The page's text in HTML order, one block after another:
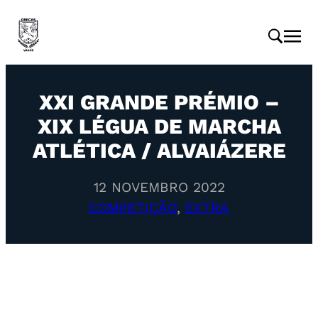
XXI GRANDE PRÉMIO –
XIX LÉGUA DE MARCHA
ATLÉTICA / ALVAIÁZERE
12 NOVEMBRO 2022
COMPETIÇÃO, EXTRA